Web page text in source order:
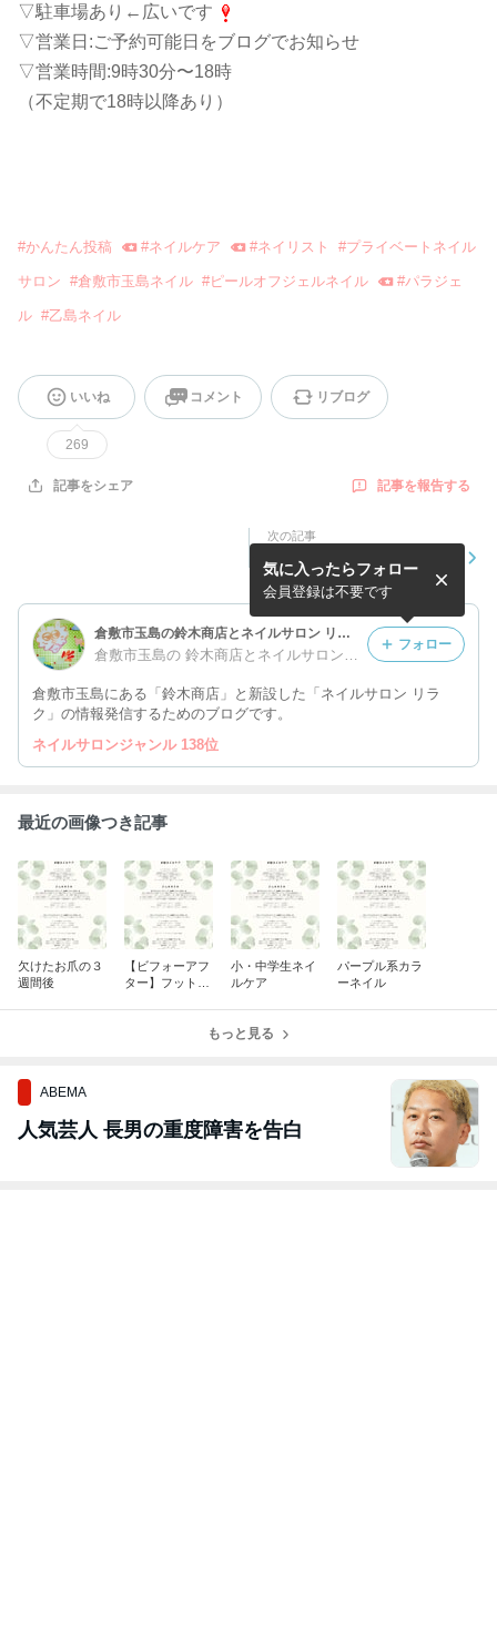
▽駐車場あり←広いです
▽営業日:ご予約可能日をブログでお知らせ
▽営業時間:9時30分〜18時
（不定期で18時以降あり）
#かんたん投稿 #ネイルケア #ネイリスト #プライベートネイル
サロン #倉敷市玉島ネイル #ピールオフジェルネイル #パラジェ
ル #乙島ネイル
いいね
269
コメント リブログ
記事をシェア 記事を報告する
次の記事
倉敷市玉島の鈴木商店とネイルサロン リラクのブログ
倉敷市玉島にある「鈴木商店」と新設した「ネイルサロン リラ
ク」の情報発信するためのブログです。
気に入ったらフォロー
会員登録は不要です
フォロー
ネイルサロンジャンル 138位
最近の画像つき記事
欠けたお爪の３
週間後
【ビフォーアフ
ター】フットジ
小・中学生ネイ
ルケア
パープル系カラ
ーネイル
もっと見る
ABEMA
人気芸人 長男の重度障害を告白